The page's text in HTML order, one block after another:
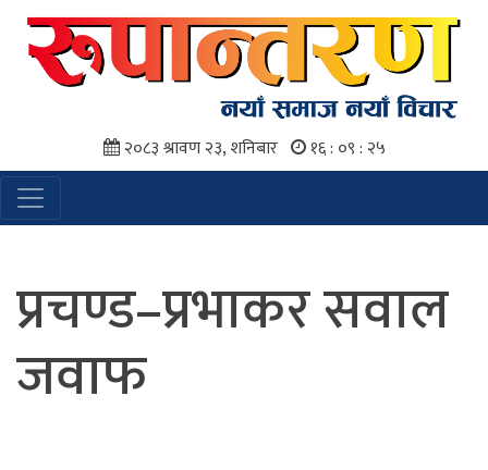
२०८३ श्रावण २३, शनिबार १६ : ०९ : २६
प्रचण्ड–प्रभाकर सवाल
जवाफ